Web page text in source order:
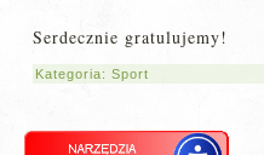
Serdecznie gratulujemy!
Kategoria:Sport